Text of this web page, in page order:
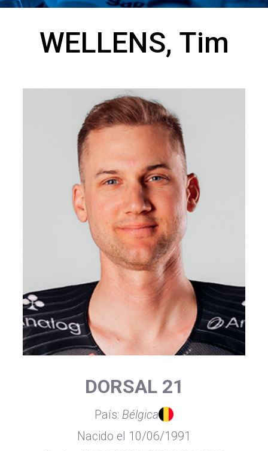
WELLENS, Tim
DORSAL 21
País: Bélgica
Nacido el 10/06/1991